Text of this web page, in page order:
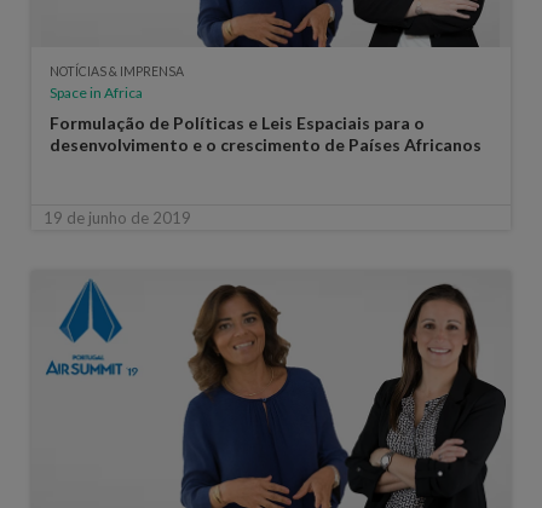
NOTÍCIAS & IMPRENSA
Space in Africa
Formulação de Políticas e Leis Espaciais para o
desenvolvimento e o crescimento de Países Africanos
19 de junho de 2019